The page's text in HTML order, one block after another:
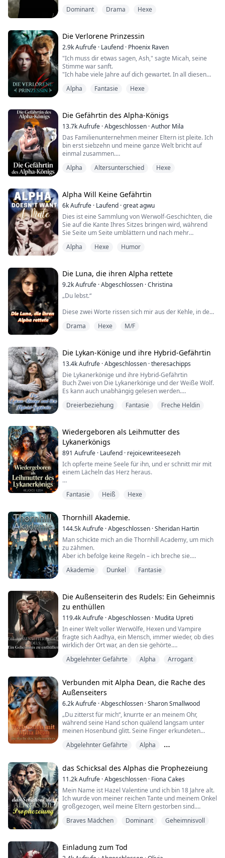
fürchten. Ich habe solche Angst, warum will er mit mir
dass mein Gefährte mich so liebt, wie meine Eltern sich
lieben. Wie kann...
Dominant Drama Hexe
Die Verlorene Prinzessin
2.9kAufrufe · Laufend · Phoenix Raven
"Ich muss dir etwas sagen, Ash," sagte Micah, seine
Stimme war sanft.
"Ich habe viele Jahre auf dich gewartet. In all diesen
immer leer. Ich dachte sogar, mein Gefährte sei tot.
unbeschreibliches Gefühl.
"Ich habe genug davon, ohne dich zu leben. Jetzt, wo i...
Alpha Fantasie Hexe
Die Gefährtin des Alpha-Königs
13.7kAufrufe ·Abgeschlossen ·Author Mila
Das Familienunternehmen meiner Eltern ist pleite. Ich
bin erst siebzehn und meine ganze Welt bricht auf
einmal zusammen.
Ich habe meinen Freund dabei erwischt, wie er mich
meisten vertraut habe, hinter meinem Rücken eine
Affäre haben zu sehen.
Aber keiner von ihnen zeigte Reue für ihr Handeln.
Stat...
Alpha Altersunterschied Hexe
Alpha Will Keine Gefährtin
6kAufrufe · Laufend ·great agwu
Dies ist eine Sammlung von Werwolf-Geschichten, die
Sie auf die Kante Ihres Sitzes bringen wird, während
Sie Seite um Seite umblättern und nach mehr
Freya ist die Freude und das Leben des Rudels. Alle
verehren sie als die Tochter des Alphas.
Sie ist von der Mondgöttin gesegnet. Die Mondgöttin
hat sie mit einem Herz aus Gold gesegnet.
Alpha Hexe Humor
Die Luna, die ihren Alpha rettete
9.2kAufrufe ·Abgeschlossen ·Christina
„Du lebst.“
Diese zwei Worte rissen sich mir aus der Kehle, in dem
meinen Alpha, den Mann, den ich verraten und in
geschenkt worden war, eine, die ich mir mit Blut und
Reue verdient hatte, als die Lügen meiner
Stiefschwester mich in einem kalten Lagerh...
Drama Hexe M/F
Die Lykan-Könige und ihre Hybrid-Gefährtin
13.4kAufrufe ·Abgeschlossen ·theresachipps
Die Lykanerkönige und ihre Hybrid-Gefährtin
Buch Zwei von Die Lykanerkönige und der Weiße Wolf.
Es kann auch unabhängig gelesen werden.
Siebzehn Jahre sind vergangen, seit der Weiße Wolf
Generation von Kriegern ist herangewachsen,
beschirmt vom Schutz ihrer mächtigen Herrscher.
Cassian und Atlas,...
Dreierbeziehung Fantasie Freche Heldin
Wiedergeboren als Leihmutter des
Lykanerkönigs
891 Aufrufe · Laufend · rejoicewriteesezeh
Ich opferte meine Seele für ihn, und er schnitt mir mit
einem Lächeln das Herz heraus.
Michael mich als seine Luna beanspruchte. Ich hatte
er mir eine Klinge zwischen die Rippen. „Du warst
nützlich“, flüsterte er und sah zu, wie das Licht aus me...
Fantasie Heiß Hexe
Thornhill Akademie.
144.5kAufrufe ·Abgeschlossen ·Sheridan Hartin
Man schickte mich an die Thornhill Academy, um mich
zu zähmen.
Aber ich befolge keine Regeln – ich breche sie.
der Rat fürchtet mich deswegen.
Gefährten –
einen Drachen, einen Höllenhund, einen Professor,
einen Hexenmeister und einen Dämonenkönig, der
mich seine Königin nennt.
Unsere Verbindung i...
Akademie Dunkel Fantasie
Die Außenseiterin des Rudels: Ein Geheimnis
zu enthüllen
119.4kAufrufe ·Abgeschlossen · Mudita Upreti
In einer Welt voller Werwölfe, Hexen und Vampire
fragte sich Aadhya, ein Mensch, immer wieder, ob dies
wirklich der Ort war, an den sie gehörte.
blieb immer dieselbe … JA.
Kontinent. Doch obwohl Beta-Blut durch ihre Adern
floss, wusste...
Abgelehnter Gefährte Alpha Arrogant
Verbunden mit Alpha Dean, die Rache des
Außenseiters
6.2kAufrufe ·Abgeschlossen ·Sharon Smallwood
„Du zitterst für mich“, knurrte er an meinem Ohr,
während seine Hand schon quälend langsam unter
meinen Hosenbund glitt. Seine Finger erkundeten
Geheimnisse, die ich tief in mir vergraben hielt –
Dean war im Nebenzimmer – mein Alpha, mein
Gefährte, der Vater des Kindes, das ich sieben Jahre
lang verheimlicht hatte. ...
Abgelehnter Gefährte
Alpha
das Schicksal des Alphas die Prophezeiung
11.2kAufrufe ·Abgeschlossen · Fiona Cakes
Mein Name ist Hazel Valentine und ich bin 18 Jahre alt.
Ich wurde von meiner reichen Tante und meinem Onkel
großgezogen, weil meine Eltern gestorben sind.
Ohne Zeit zum Nachdenken oder Erkunden hörte ich
War ich entführt und an den alten Mann verkauft
worden?
Braves Mädchen Dominant Geheimnisvoll
Einladung zum Tod